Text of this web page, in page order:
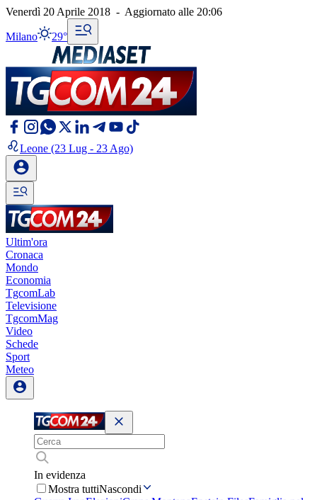
Venerdì 20 Aprile 2018 - Aggiornato alle 20:06
Milano 29°
Leone (23 Lug - 23 Ago)
Ultim'ora
Cronaca
Mondo
Economia
TgcomLab
Televisione
TgcomMag
Video
Schede
Sport
Meteo
In evidenza
Mostra tuttiNascondi